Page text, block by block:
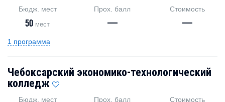
Бюдж. мест
50 мест
Прох. балл
—
Стоимость
—
1 программа
Чебоксарский экономико-технологический
колледж
Бюдж. мест Прох. балл Стоимость